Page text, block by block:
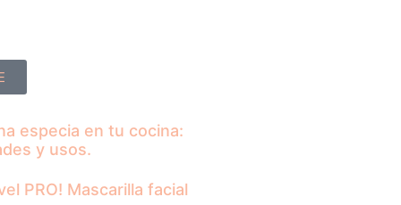
especia en tu cocina:
y usos.
PRO! Mascarilla facial